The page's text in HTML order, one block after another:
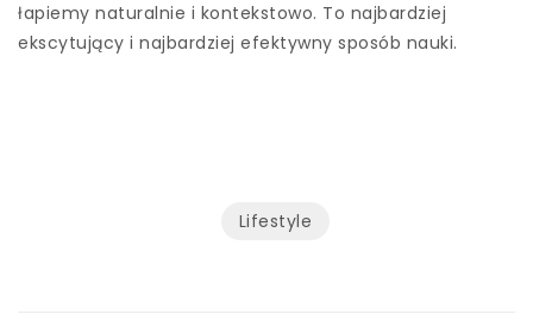
łapiemy naturalnie i kontekstowo. To najbardziej
ekscytujący i najbardziej efektywny sposób nauki.
Lifestyle